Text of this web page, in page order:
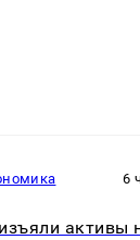
6
активы